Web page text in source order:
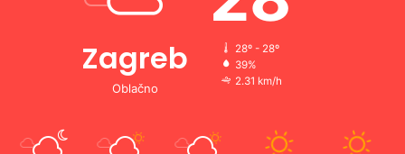
Zagreb
Oblačno
28º - 28º
39%
2.31 km/h